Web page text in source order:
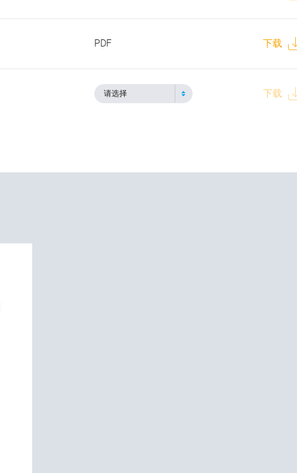
PDF 下载
请选择 下载